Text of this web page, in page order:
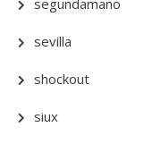
segundamano
sevilla
shockout
siux